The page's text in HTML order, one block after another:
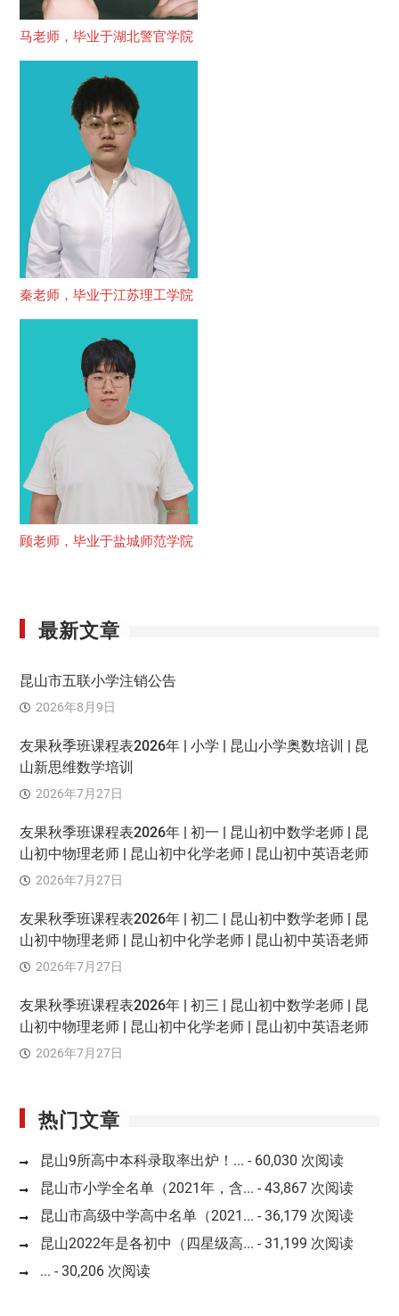
马老师，毕业于湖北警官学院
秦老师，毕业于江苏理工学院
顾老师，毕业于盐城师范学院
最新文章
昆山市五联小学注销公告
2026年8月9日
友果秋季班课程表2026年 | 小学 | 昆山小学奥数培训 | 昆
山新思维数学培训
2026年7月27日
友果秋季班课程表2026年 | 初一 | 昆山初中数学老师 | 昆
山初中物理老师 | 昆山初中化学老师 | 昆山初中英语老师
2026年7月27日
友果秋季班课程表2026年 | 初二 | 昆山初中数学老师 | 昆
山初中物理老师 | 昆山初中化学老师 | 昆山初中英语老师
2026年7月27日
友果秋季班课程表2026年 | 初三 | 昆山初中数学老师 | 昆
山初中物理老师 | 昆山初中化学老师 | 昆山初中英语老师
2026年7月27日
热门文章
昆山9所高中本科录取率出炉！... - 60,030 次阅读
昆山市小学全名单（2021年，含... - 43,867 次阅读
昆山市高级中学高中名单（2021... - 36,179 次阅读
昆山2022年是各初中（四星级高... - 31,199 次阅读
... - 30,206 次阅读